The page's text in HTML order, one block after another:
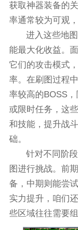
获取神器装备的
率通常较为可观
进入这些地
能最大化收益。
它们的攻击模式
率。在刷图过程
率较高的BOSS
或限时任务，这
和技能，提升战
础。
针对不同阶
图进行挑战。前
备，中期则能尝
实力提升，咱们
些区域往往需要